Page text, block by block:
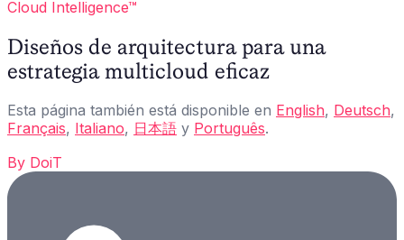
Cloud Intelligence™
Diseños de arquitectura para una
estrategia multicloud eficaz
Esta página también está disponible en English, Deutsch,
Français, Italiano, 日本語 y Português.
By DoiT